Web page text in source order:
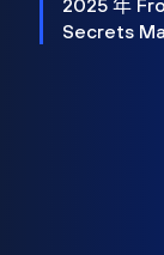
2025 年
Secrets